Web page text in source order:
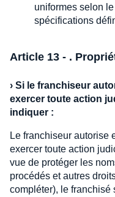
uniformes selon
spécifications
Article 13 - .
› Si le franchiseur
exercer toute action
indiquer :
Le franchiseur autorise
exercer toute action
vue de protéger les
procédés et autres
compléter), le franchisé